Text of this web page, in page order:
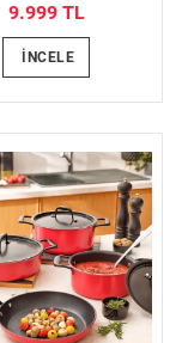
9.999 TL
İNCELE